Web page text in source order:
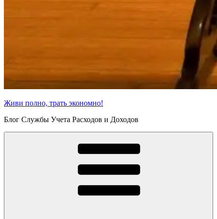
Живи полно, трать экономно!
Блог Службы Учета Расходов и Доходов